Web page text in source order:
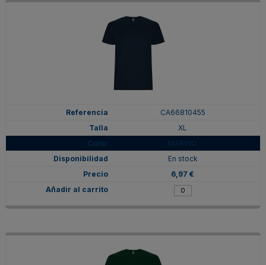
CA66810455
XL
MARINO
En stock
6,97 €